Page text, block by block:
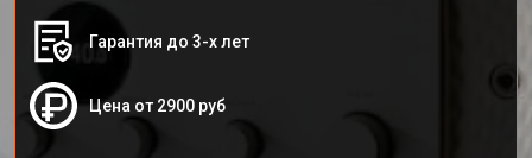
Гарантия до 3-х лет
Цена от 2900 руб